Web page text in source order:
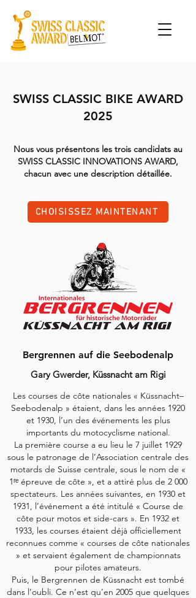
SWISS CLASSIC BIKE AWARD
2025
Nous vous présentons les trois candidats au
SWISS CLASSIC INNOVATIONS AWARD,
chacun avec une description détaillée.
CHOISISSEZ MAINTENANT
Bergrennen auf die Seebodenalp
Gary Gwerder, Küssnacht am Rigi
Les courses de côte nationales « Küssnacht–
Seebodenalp » étaient, dans les années 1920
et 1930, l’un des événements les plus
importants du motocyclisme national.
La première course a eu lieu le 7 juillet 1929
sous le patronage de l’Association centrale des
motards de Suisse centrale, sous le nom de «
1ʳᵉ épreuve de côte », et a attiré plus de 2 000
spectateurs. Les années suivantes, en 1930 et
1931, l’événement a été intitulé « Course de
côte pour motos et side-cars ». En 1932 et
1933, les courses étaient déjà officiellement
reconnues comme « courses de côte nationales
» et servaient également de championnats
pour pilotes amateurs.
Puis, le Bergrennen de Küssnacht est tombé
dans l’oubli. Ce n’est qu’en 2005 que quelques